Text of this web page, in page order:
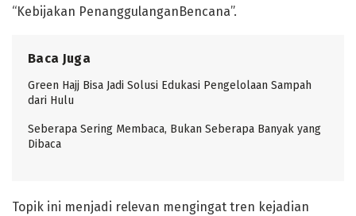
“Kebijakan PenanggulanganBencana”.
Baca Juga
Green Hajj Bisa Jadi Solusi Edukasi Pengelolaan Sampah
dari Hulu
Seberapa Sering Membaca, Bukan Seberapa Banyak yang
Dibaca
Topik ini menjadi relevan mengingat tren kejadian